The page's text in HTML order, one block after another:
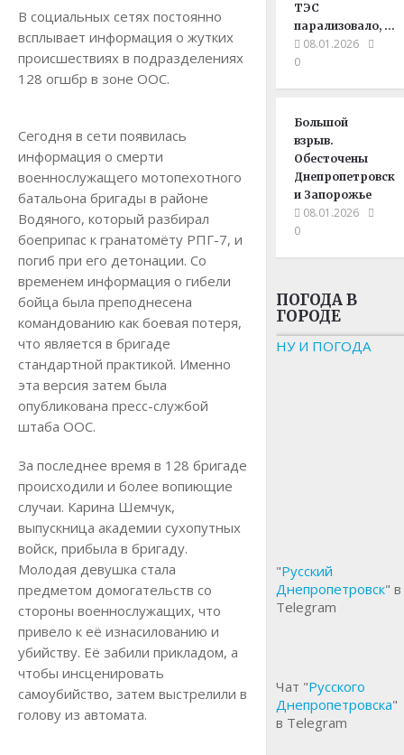
В социальных сетях постоянно
всплывает информация о жутких
происшествиях в подразделениях
128 огшбр в зоне ООС.
Сегодня в сети появилась
информация о смерти
военнослужащего мотопехотного
батальона бригады в районе
Водяного, который разбирал
боеприпас к гранатомёту РПГ-7, и
погиб при его детонации. Со
временем информация о гибели
бойца была преподнесена
командованию как боевая потеря,
что является в бригаде
стандартной практикой. Именно
эта версия затем была
опубликована пресс-службой
штаба ООС.
За последнее время в 128 бригаде
происходили и более вопиющие
случаи. Карина Шемчук,
выпускница академии сухопутных
войск, прибыла в бригаду.
Молодая девушка стала
предметом домогательств со
стороны военнослужащих, что
привело к её изнасилованию и
убийству. Её забили прикладом, а
чтобы инсценировать
самоубийство, затем выстрелили в
голову из автомата.
ТЭС
парализовало, …
08.01.2026
0
Большой
взрыв.
Обесточены
Днепропетровск
и Запорожье
08.01.2026
0
ПОГОДА В
ГОРОДЕ
НУ И ПОГОДА
"Русский
Днепропетровск" в
Telegram
Чат "Русского
Днепропетровска"
в Telegram